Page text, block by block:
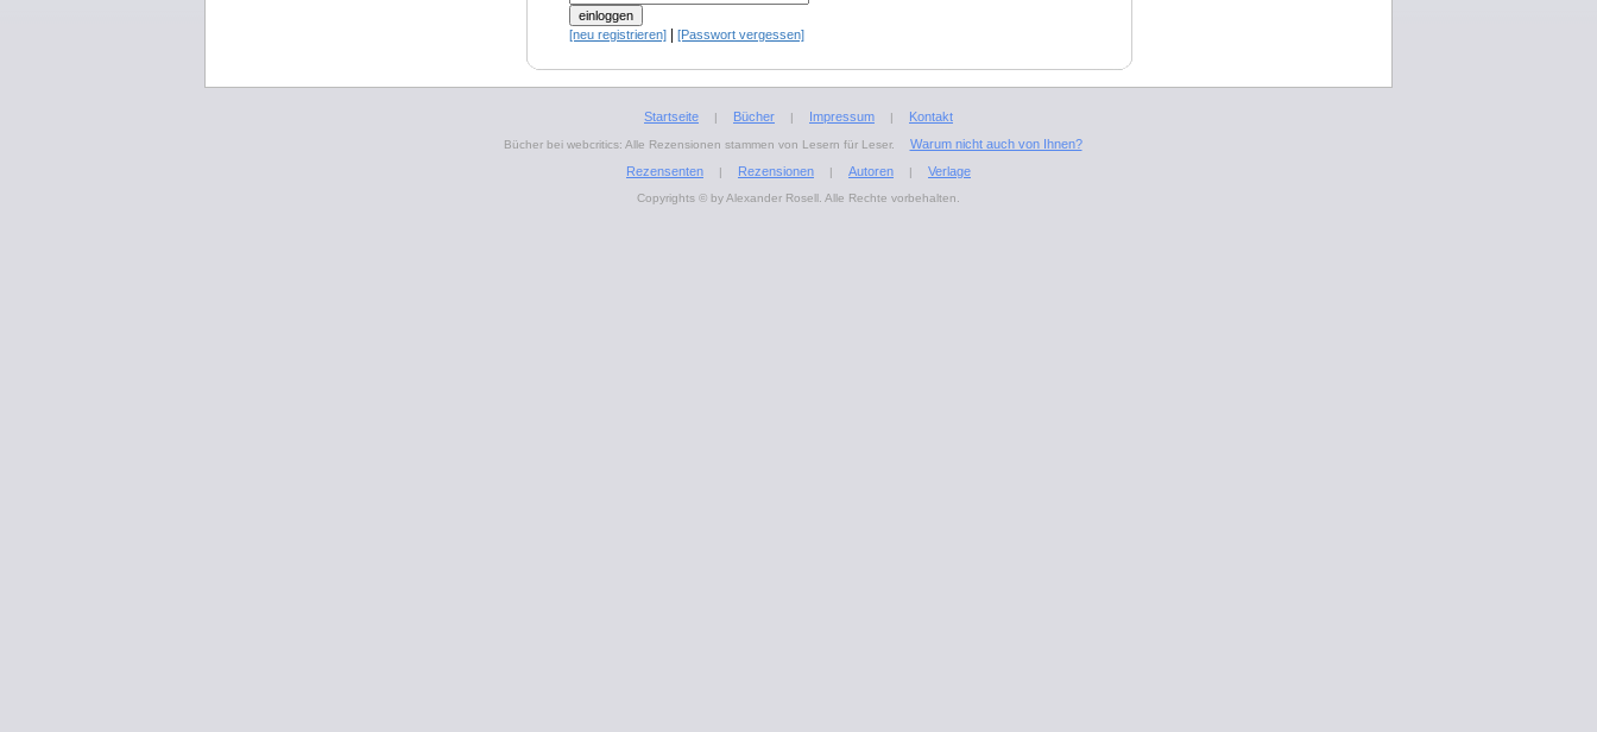
[neu registrieren] [Passwort vergessen]
Startseite | Bücher | Impressum | Kontakt
Bücher bei webcritics: Alle Rezensionen stammen von Lesern für Leser.
Warum nicht auch von Ihnen?
Rezensenten
| Rezensionen | Autoren | Verlage
Copyrights © by Alexander Rosell. Alle Rechte vorbehalten.